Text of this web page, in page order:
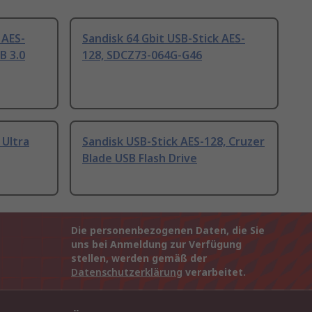
3.0
Sandisk 64 Gbit USB-Stick AES-
128, SDCZ73-064G-G46
Ultra
Sandisk USB-Stick AES-128, Cruzer
Blade USB Flash Drive
Die personenbezogenen Daten, die Sie
uns bei Anmeldung zur Verfügung
stellen, werden gemäß der
Datenschutzerklärung verarbeitet.